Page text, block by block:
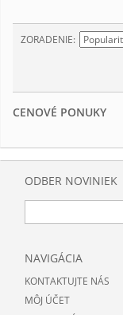
ZORADENIE
CENOVÉ PONUKY
ODBER NOVINIEK
NAVIGÁCIA
KONTAKTUJTE NÁS
MÔJ ÚČET